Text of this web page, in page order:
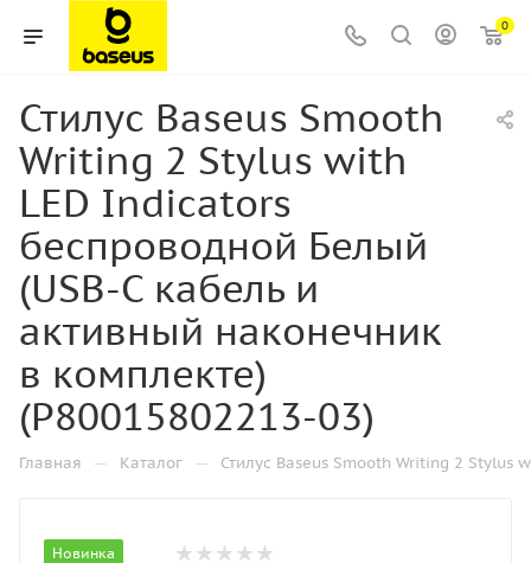
0
Стилус Baseus Smooth
Writing 2 Stylus with
LED Indicators
беспроводной Белый
(USB-C кабель и
активный наконечник
в комплекте)
(P80015802213-03)
Главная — Каталог — Стилус Baseus Smooth Writing 2 Stylus
Новинка